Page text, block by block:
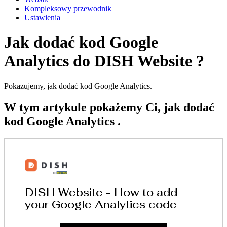
Kompleksowy przewodnik
Ustawienia
Jak dodać kod Google
Analytics do DISH Website ?
Pokazujemy, jak dodać kod Google Analytics.
W tym artykule pokażemy Ci, jak dodać
kod Google Analytics .